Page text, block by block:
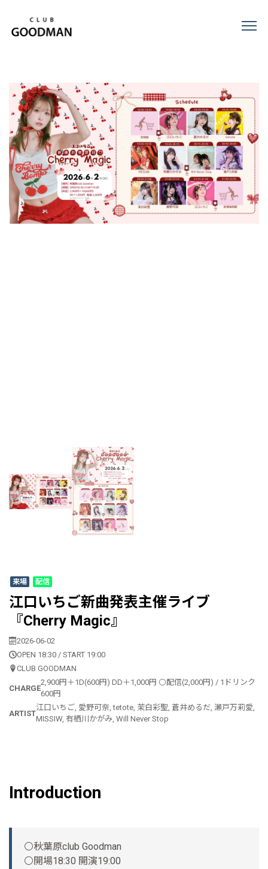
来場 配信
江口いちご新曲発表主催ライブ
『Cherry Magic』
2026-06-02
OPEN 18:30 / START 19:00
CLUB GOODMAN
CHARGE
2,900円＋1D(600円) DD＋1,000円 ⚪配信(2,000円) / 1ドリンク
600円
ARTIST
江口いちご, 愛野可奈, tetote, 茉白彩聖, 蒼井めるだ, 瀬戸万莉愛,
MISSIW, 有栖川かがみ, Will Never Stop
Introduction
⚪秋葉原club Goodman
⚪開場18:30 開演19:00